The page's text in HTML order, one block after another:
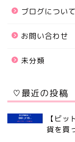
ブログについて
お問い合わせ
未分類
♡最近の投稿
【ビ
貨を買